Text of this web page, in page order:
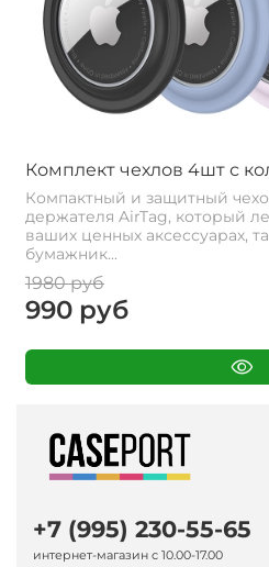
Комплект чехлов 4шт с
Компактный и защитный
держателя AirTag, который
ваших ценных аксессуарах,
бумажник...
1980 руб
990 руб
+7 (995) 230-55-65
интернет-магазин с 10.00-17.00